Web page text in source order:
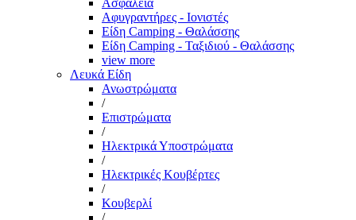
Ασφάλεια
Αφυγραντήρες - Ιονιστές
Είδη Camping - Θαλάσσης
Είδη Camping - Ταξιδιού - Θαλάσσης
view more
Λευκά Είδη
Ανωστρώματα
/
Επιστρώματα
/
Ηλεκτρικά Υποστρώματα
/
Ηλεκτρικές Κουβέρτες
/
Κουβερλί
/